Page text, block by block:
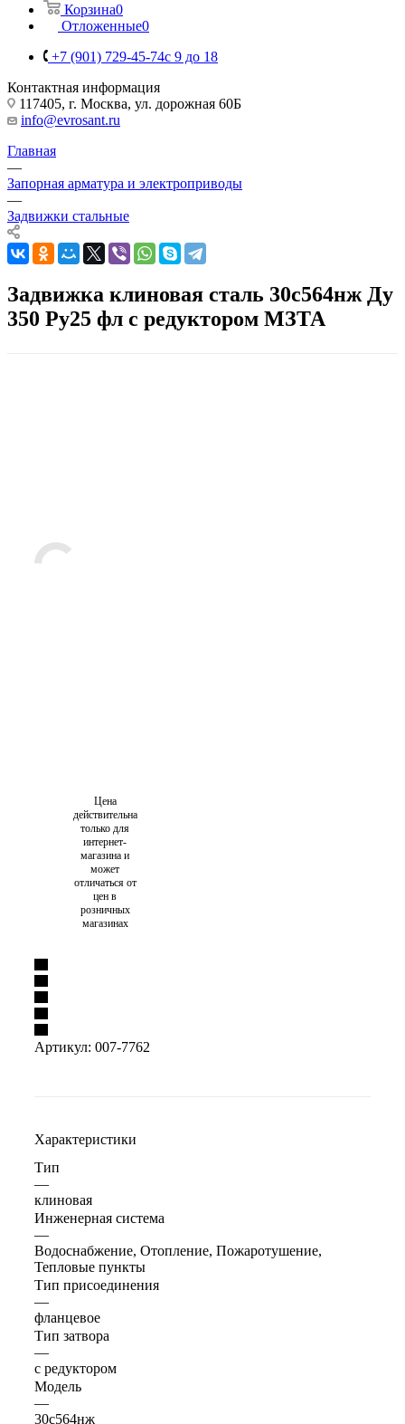
Корзина0
Отложенные0
+7 (901) 729-45-74c 9 до 18
Контактная информация
117405, г. Москва, ул. дорожная 60Б
info@evrosant.ru
Главная
—
Запорная арматура и электроприводы
—
Задвижки стальные
Задвижка клиновая сталь 30с564нж Ду
350 Ру25 фл с редуктором МЗТА
Цена
действительна
только для
интернет-
магазина и
может
отличаться от
цен в
розничных
магазинах
Артикул: 007-7762
Характеристики
Тип
—
клиновая
Инженерная система
—
Водоснабжение, Отопление, Пожаротушение,
Тепловые пункты
Тип присоединения
—
фланцевое
Тип затвора
—
с редуктором
Модель
—
30с564нж